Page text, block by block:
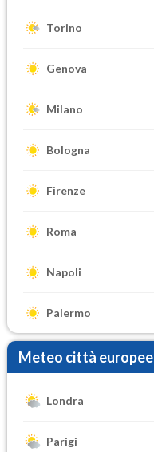
Torino
Genova
Milano
Bologna
Firenze
Roma
Napoli
Palermo
Meteo città europee
Londra
Parigi